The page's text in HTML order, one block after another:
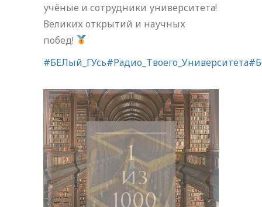
учёные и сотрудники университета!
Великих открытий и научных
побед!
#БЕЛый_ГУсь#Радио_Твоего_Университета